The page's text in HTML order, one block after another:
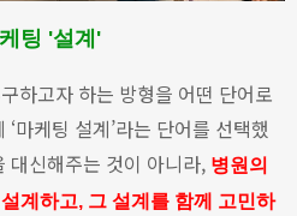
팅 '설계'
하고자 하는 방형을 어떤 단어로
마케팅 설계’라는 단어를 선택했
대신해주는 것이 아니라, 병원의
계하고, 그 설계를 함께 고민하